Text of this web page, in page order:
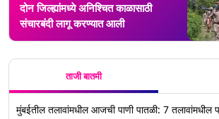
दोन जिल्ह्यांमध्ये अनिश्चित काळासाठी
संचारबंदी लागू करण्यात आली
ताजी बातमी
मुंबईतील तलावांमधील आजची पाणी पातळी: 7 तलावांमधील